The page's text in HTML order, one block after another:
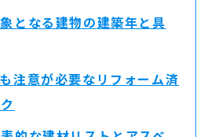
となる建物の建築年と具
注意が必要なリフォーム済